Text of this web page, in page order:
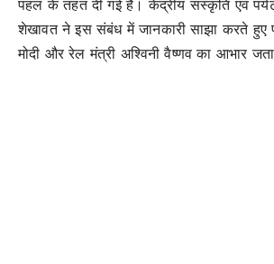
पहल के तहत दी गई है। केंद्रीय संस्कृति एवं
शेखावत ने इस संबंध में जानकारी साझा करते हुए
मोदी और रेल मंत्री अश्विनी वैष्णव का आभार